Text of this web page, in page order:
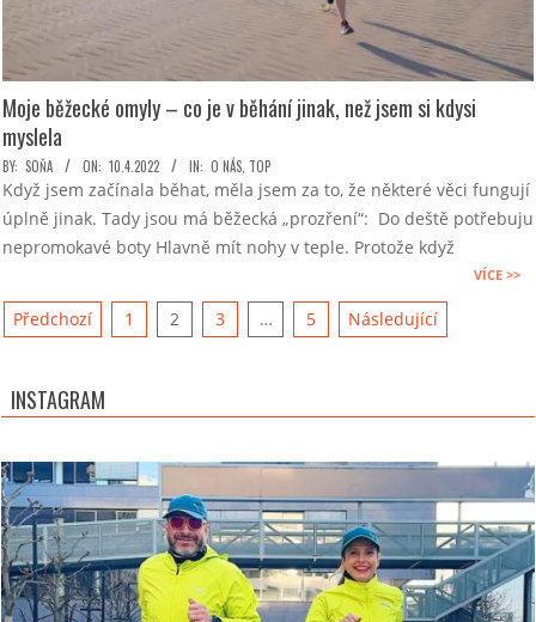
Moje běžecké omyly – co je v běhání jinak, než jsem si kdysi
myslela
2022-
04-
10
BY: SOŇA ON: 10.4.2022 IN: O NÁS TOP
Když jsem začínala běhat, měla jsem za to, že některé věci fungují
úplně jinak. Tady jsou má běžecká „prozření“: Do deště potřebuju
nepromokavé boty Hlavně mít nohy v teple. Protože když
VÍCE >>
Stránkování
Předchozí 1 2 3 … 5 Následující
INSTAGRAM